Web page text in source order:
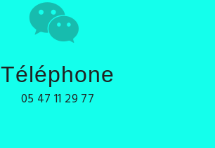
Téléphone
05 47 11 29 77